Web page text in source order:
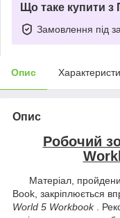
Що таке купити з
Замовлення під
Опис
Опис
Робочий
Матеріал,
Book, закріплюється
World 5 Workbook.